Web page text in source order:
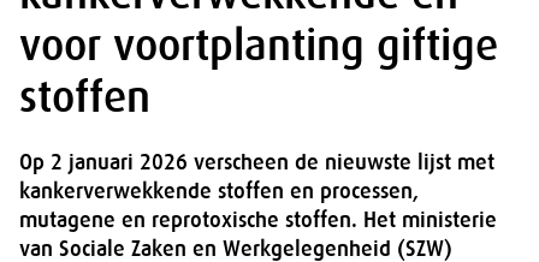
voor voortplanting giftige
stoffen
Op 2 januari 2026 verscheen de nieuwste lijst met
kankerverwekkende stoffen en processen,
mutagene en reprotoxische stoffen. Het ministerie
van Sociale Zaken en Werkgelegenheid (SZW)